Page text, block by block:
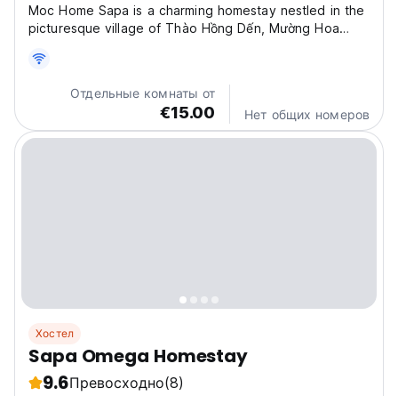
Moc Home Sapa is a charming homestay nestled in the
picturesque village of Thào Hồng Dến, Mường Hoa
architectural style of the Black Hmong people, this
cozy two-story wooden house features 9 rooms (4 on
the ground...Отдельные комнаты от
€15.00 Нет общих номеров
Хостел
Sapa Omega Homestay
9.6Превосходно(8)